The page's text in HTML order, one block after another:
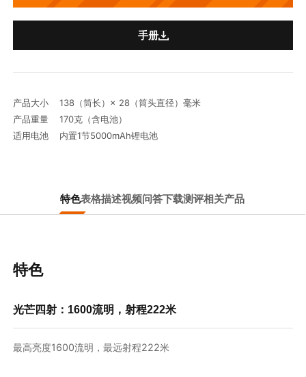
手册
产品大小 138（筒长）× 28（筒头直径）毫米
产品重量 170克（含电池）
适用电池 内置1节5000mAh锂电池
特色表格描述视频问答下载测评相关产品
特色
光芒四射：1600流明，射程222米
最高亮度1600流明，最远射程222米